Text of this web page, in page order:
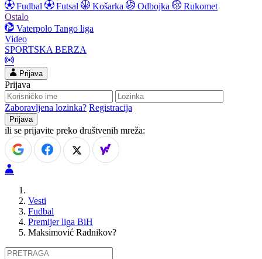
Fudbal
Futsal Košarka Odbojka
Rukomet
Ostalo
Vaterpolo Tango liga
Video
SPORTSKA BERZA
Prijava
Prijava
Zaboravljena lozinka? Registracija
ili se prijavite preko društvenih mreža:
Vesti
Fudbal
Premijer liga BiH
Maksimović Radnikov?